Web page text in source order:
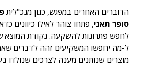
הדוברים האחרים במפגש, כגון מנכ"לית
סופר תאני, פתחו צוהר לאילו כיוונים
לחפש פתרונות להשקעה. נקודת המוצא
ל-מה יחפשו המשקיעים זהה לדברים
מוצרים שנותנים מענה לצרכים